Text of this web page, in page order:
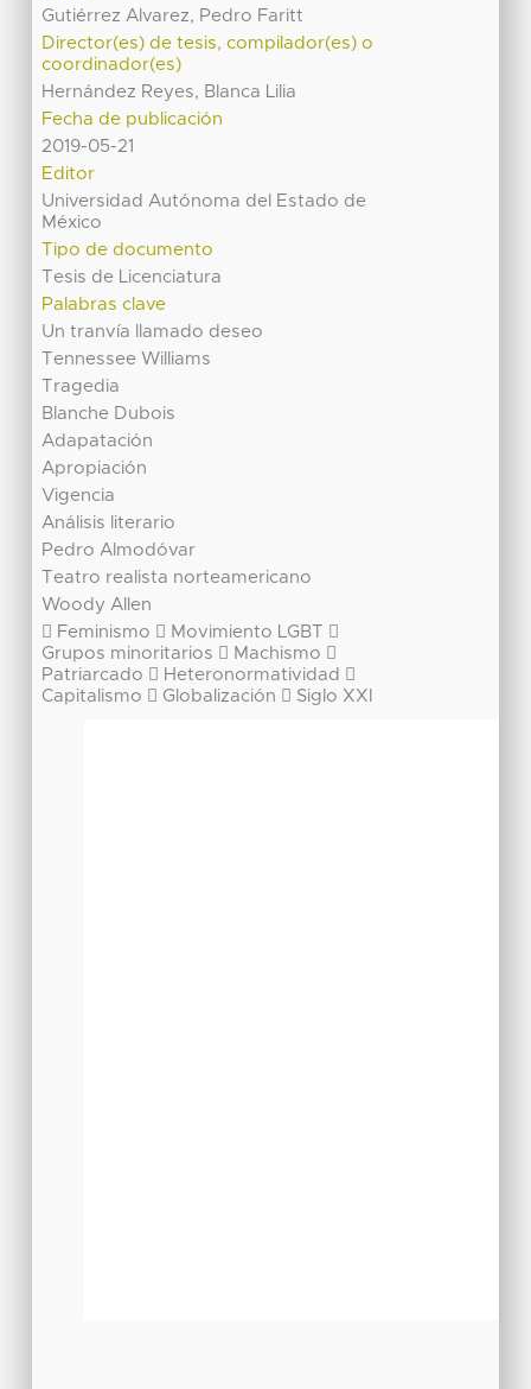
Gutiérrez Alvarez, Pedro Faritt
Director(es) de tesis, compilador(es) o
coordinador(es)
Hernández Reyes, Blanca Lilia
Fecha de publicación
2019-05-21
Editor
Universidad Autónoma del Estado de
México
Tipo de documento
Tesis de Licenciatura
Palabras clave
Un tranvía llamado deseo
Tennessee Williams
Tragedia
Blanche Dubois
Adapatación
Apropiación
Vigencia
Análisis literario
Pedro Almodóvar
Teatro realista norteamericano
Woody Allen
 Feminismo  Movimiento LGBT 
Grupos minoritarios  Machismo 
Patriarcado  Heteronormatividad 
Capitalismo  Globalización  Siglo XXI